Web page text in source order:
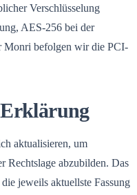
Verschlüsselung
AES-256 bei der
Monri befolgen wir die PCI-
aktualisieren, um
Rechtslage abzubilden. Das
jeweils aktuellste Fassung